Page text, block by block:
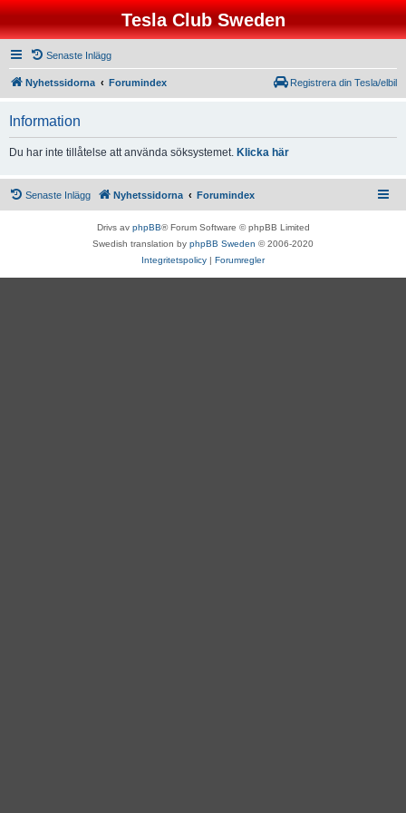
Tesla Club Sweden
Senaste Inlägg
Nyhetssidorna Forumindex Registrera din Tesla/elbil
Information
Du har inte tillåtelse att använda söksystemet. Klicka här
Senaste Inlägg Nyhetssidorna Forumindex
Drivs av phpBB® Forum Software © phpBB Limited
Swedish translation by phpBB Sweden © 2006-2020
Integritetspolicy | Forumregler